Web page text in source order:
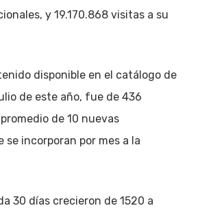
y 19.170.868 visitas a su
disponible en el catálogo de
de este año, fue de 436
de 10 nuevas
se incorporan por mes a la
30 días crecieron de 1520 a